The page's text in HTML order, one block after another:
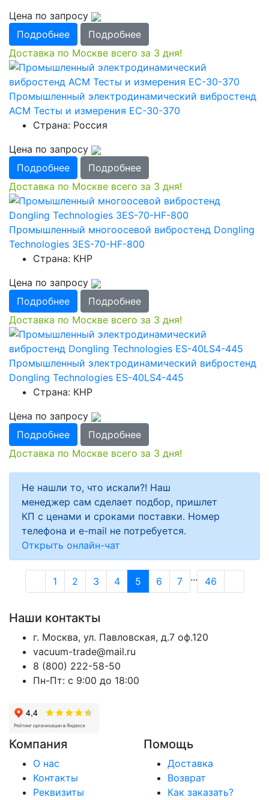
Цена по запросу
Подробнее
Подробнее
Доставка по Москве всего за 3 дня!
Промышленный электродинамический вибростенд
АСМ Тесты и измерения EC-30-370
Страна: Россия
Цена по запросу
Подробнее
Подробнее
Доставка по Москве всего за 3 дня!
Промышленный многоосевой вибростенд Dongling
Technologies 3ES-70-HF-800
Страна: КНР
Цена по запросу
Подробнее
Подробнее
Доставка по Москве всего за 3 дня!
Промышленный электродинамический вибростенд
Dongling Technologies ES-40LS4-445
Страна: КНР
Цена по запросу
Подробнее
Подробнее
Доставка по Москве всего за 3 дня!
Не нашли то, что искали?! Наш
менеджер сам сделает подбор, пришлет
КП с ценами и сроками поставки. Номер
телефона и e-mail не потребуется.
Открыть онлайн-чат
1 2 3 4 5 6 7 ... 46
Наши контакты
г. Москва, ул. Павловская, д.7 оф.120
vacuum-trade@mail.ru
8 (800) 222-58-50
Пн-Пт: с 9:00 до 18:00
Компания
О нас
Контакты
Реквизиты
Помощь
Доставка
Возврат
Как заказать?